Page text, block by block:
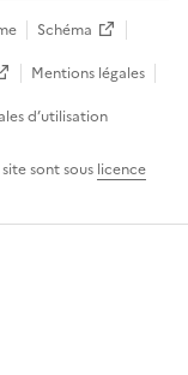
Schéma
Mentions légales
d’utilisation
sont sous licence